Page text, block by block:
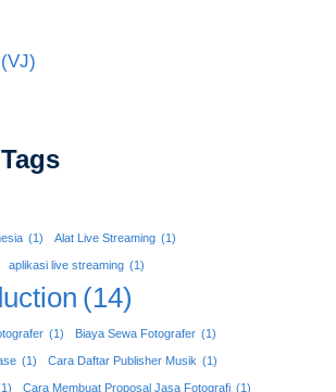
(1) Alat Live Streaming (1)
aplikasi live streaming (1)
(14)
(1) Biaya Sewa Fotografer (1)
(1) Cara Daftar Publisher Musik (1)
Cara Membuat Proposal Jasa Fotografi (1)